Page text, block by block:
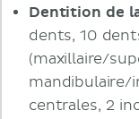
Dentition de
dents, 10
(maxillaire/
mandibulaire/
centrales, 2